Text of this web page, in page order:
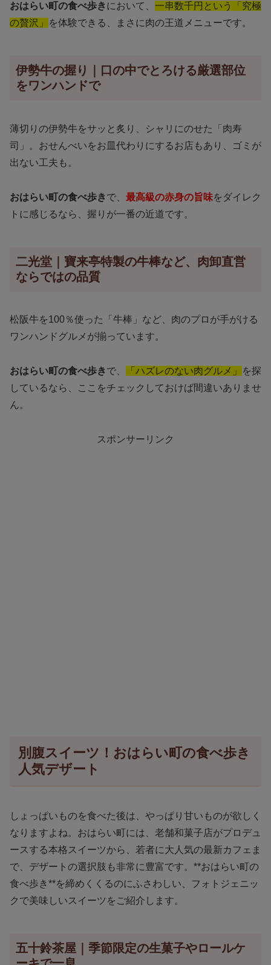
おはらい町の食べ歩き において、 一串数千円という「究極
の贅沢」
を体験できる、まさに肉の王道メニューです。
伊勢牛の握り｜口の中でとろける厳選部位
をワンハンドで
薄切りの伊勢牛をサッと炙り、シャリにのせた「肉寿
司」。おせんべいをお皿代わりにするお店もあり、ゴミが
出ない工夫も。
おはらい町の食べ歩き で、 最高級の赤身の旨味をダイレク
トに感じるなら、握りが一番の近道です。
二光堂｜寶来亭特製の牛棒など、肉卸直営
ならではの品質
松阪牛を100％使った「牛棒」など、肉のプロが手がける
ワンハンドグルメが揃っています。
おはらい町の食べ歩き で、 「ハズレのない肉グルメ」
を探
しているなら、ここをチェックしておけば間違いありませ
ん。
スポンサーリンク
別腹スイーツ！おはらい町の食べ歩き
人気デザート
しょっぱいものを食べた後は、やっぱり甘いものが欲しく
なりますよね。おはらい町には、老舗和菓子店がプロデュ
ースする本格スイーツから、若者に大人気の最新カフェま
で、デザートの選択肢も非常に豊富です。**おはらい町の
食べ歩き**を締めくくるのにふさわしい、フォトジェニッ
クで美味しいスイーツをご紹介します。
五十鈴茶屋｜季節限定の生菓子やロールケ